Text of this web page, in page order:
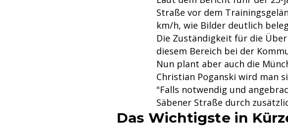
Straße vor dem
km/h, wie Bilder deutlich
Die Zuständigkeit für die
diesem Bereich bei der
Nun plant aber auch die
Christian Poganski wird man
"Falls notwendig und
Säbener Straße durch
Das Wichtigste in